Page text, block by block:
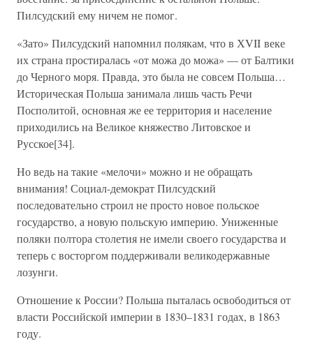
Пилсудский ему ничем не помог.
«Зато» Пилсудский напомнил полякам, что в ХVII веке
их страна простиралась «от можа до можа» — от Балтики
до Черного моря. Правда, это была не совсем Польша…
Историческая Польша занимала лишь часть Речи
Посполитой, основная же ее территория и население
приходились на Великое княжество Литовское и
Русское[34].
Но ведь на такие «мелочи» можно и не обращать
внимания! Социал-демократ Пилсудский
последовательно строил не просто новое польское
государство, а новую польскую империю. Униженные
поляки полтора столетия не имели своего государства и
теперь с восторгом поддерживали великодержавные
лозунги.
Отношение к России? Польша пыталась освободиться от
власти Российской империи в 1830–1831 годах, в 1863
году.